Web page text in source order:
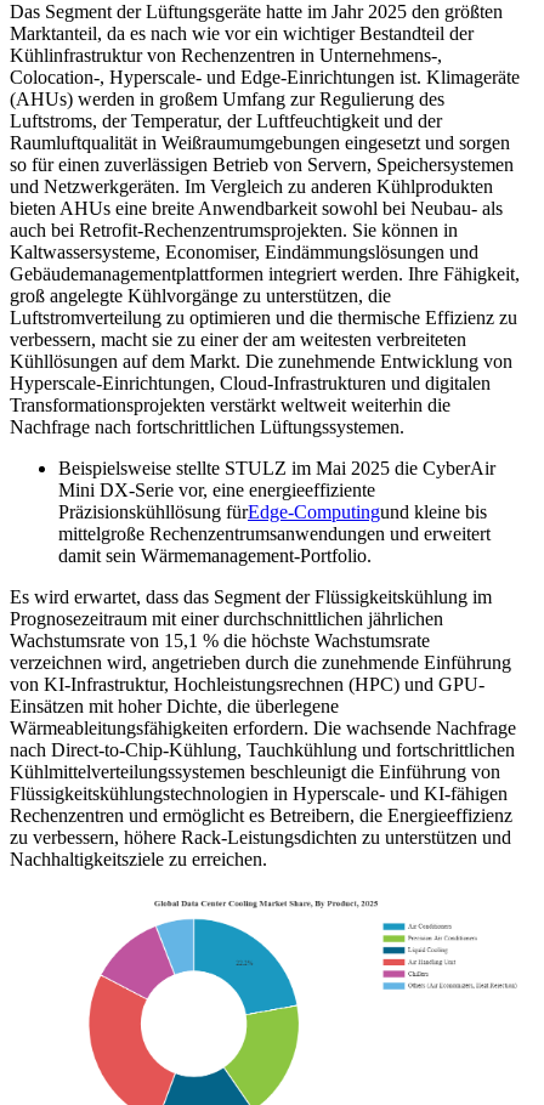
Das Segment der Lüftungsgeräte hatte im Jahr 2025 den größten
Marktanteil, da es nach wie vor ein wichtiger Bestandteil der
Kühlinfrastruktur von Rechenzentren in Unternehmens-,
Colocation-, Hyperscale- und Edge-Einrichtungen ist. Klimageräte
(AHUs) werden in großem Umfang zur Regulierung des
Luftstroms, der Temperatur, der Luftfeuchtigkeit und der
Raumluftqualität in Weißraumumgebungen eingesetzt und sorgen
so für einen zuverlässigen Betrieb von Servern, Speichersystemen
und Netzwerkgeräten. Im Vergleich zu anderen Kühlprodukten
bieten AHUs eine breite Anwendbarkeit sowohl bei Neubau- als
auch bei Retrofit-Rechenzentrumsprojekten. Sie können in
Kaltwassersysteme, Economiser, Eindämmungslösungen und
Gebäudemanagementplattformen integriert werden. Ihre Fähigkeit,
groß angelegte Kühlvorgänge zu unterstützen, die
Luftstromverteilung zu optimieren und die thermische Effizienz zu
verbessern, macht sie zu einer der am weitesten verbreiteten
Kühllösungen auf dem Markt. Die zunehmende Entwicklung von
Hyperscale-Einrichtungen, Cloud-Infrastrukturen und digitalen
Transformationsprojekten verstärkt weltweit weiterhin die
Nachfrage nach fortschrittlichen Lüftungssystemen.
Beispielsweise stellte STULZ im Mai 2025 die CyberAir
Mini DX-Serie vor, eine energieeffiziente
Präzisionskühllösung fürEdge-Computingund kleine bis
mittelgroße Rechenzentrumsanwendungen und erweitert
damit sein Wärmemanagement-Portfolio.
Es wird erwartet, dass das Segment der Flüssigkeitskühlung im
Prognosezeitraum mit einer durchschnittlichen jährlichen
Wachstumsrate von 15,1 % die höchste Wachstumsrate
verzeichnen wird, angetrieben durch die zunehmende Einführung
von KI-Infrastruktur, Hochleistungsrechnen (HPC) und GPU-
Einsätzen mit hoher Dichte, die überlegene
Wärmeableitungsfähigkeiten erfordern. Die wachsende Nachfrage
nach Direct-to-Chip-Kühlung, Tauchkühlung und fortschrittlichen
Kühlmittelverteilungssystemen beschleunigt die Einführung von
Flüssigkeitskühlungstechnologien in Hyperscale- und KI-fähigen
Rechenzentren und ermöglicht es Betreibern, die Energieeffizienz
zu verbessern, höhere Rack-Leistungsdichten zu unterstützen und
Nachhaltigkeitsziele zu erreichen.